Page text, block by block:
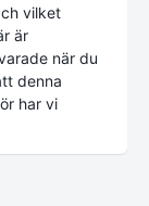
vilket
är
när du
denna
har vi